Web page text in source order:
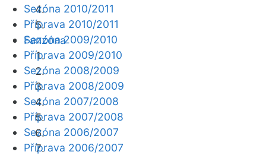
Fanzóna
Sezóna 2010/2011
Příprava 2010/2011
Sezóna 2009/2010
Příprava 2009/2010
Sezóna 2008/2009
Příprava 2008/2009
Sezóna 2007/2008
Příprava 2007/2008
Sezóna 2006/2007
Příprava 2006/2007